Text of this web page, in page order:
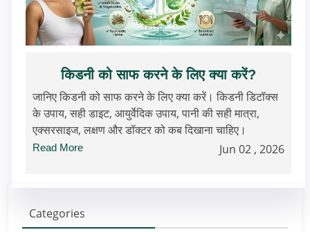
किडनी को साफ करने के लिए क्या करें?
जानिए किडनी को साफ करने के लिए क्या करें। किडनी डिटॉक्स
के उपाय, सही डाइट, आयुर्वेदिक उपाय, पानी की सही मात्रा,
एक्सरसाइज, लक्षण और डॉक्टर को कब दिखाना चाहिए।
Read More Jun 02 , 2026
Categories